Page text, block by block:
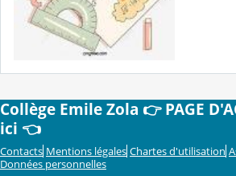
Collège Emile Zola 👉 PAGE
ici 👈
Contacts Mentions légales Chartes d'utilisation
Données personnelles